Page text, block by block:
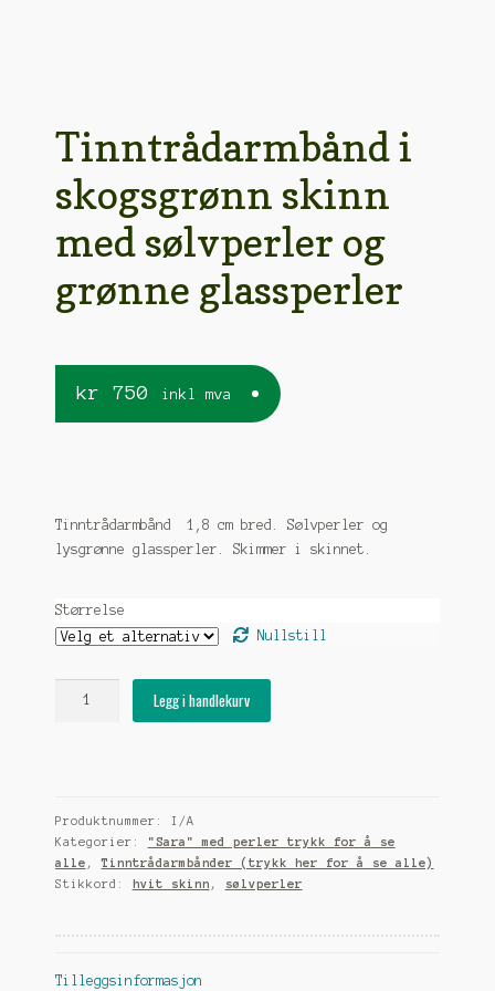
Tinntrådarmbånd i
skogsgrønn skinn
med sølvperler og
grønne glassperler
kr 750 inkl mva
Tinntrådarmbånd 1,8 cm bred. Sølvperler og
lysgrønne glassperler. Skimmer i skinnet.
Størrelse
Nullstill
og
grønne
glassperler
Legg i handlekurv
Produktnummer:
I/A
Kategorier:
"Sara" med perler trykk for å se
alle ,Tinntrådarmbånder (trykk her for å se alle)
Stikkord:
hvit skinn , sølvperler
Tilleggsinformasjon